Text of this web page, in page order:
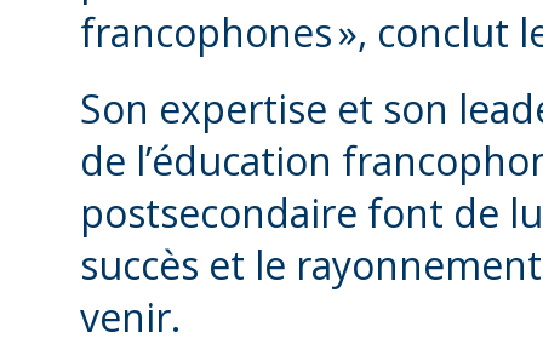
francophones », conclut
Son expertise et son
de l’éducation
postsecondaire font de
succès et le
venir.